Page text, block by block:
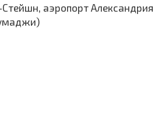
аэропорт Александрия